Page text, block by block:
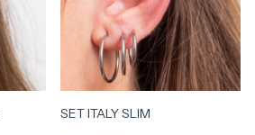
SET ITALY SLIM